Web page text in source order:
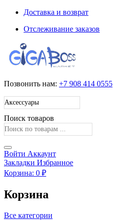
Доставка и возврат
Отслеживание заказов
Позвонить нам: +7 908 414 0555
Поиск товаров
Войти Аккаунт
Закладки Избранное
Корзина: 0 ₽
Корзина
Все категории